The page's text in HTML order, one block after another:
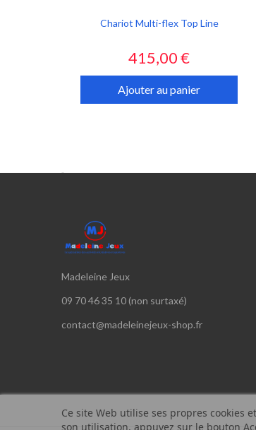
Chariot Multi-flex Top Line
Prix
415,00 €
Ajouter au panier

Madeleine Jeux
09 70 46 35 10 (non surtaxé)
contact@madeleinejeux-shop.fr
Ce site Web utilise ses propres cookies
son utilisation, appuyez sur le bouton